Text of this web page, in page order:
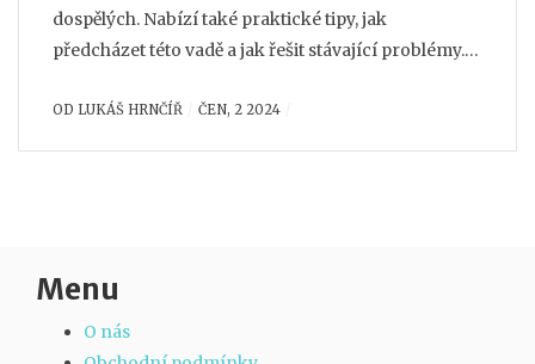
dospělých. Nabízí také praktické tipy, jak
předcházet této vadě a jak řešit stávající problémy.
ortodontisty.
OD LUKÁŠ HRNČÍŘ ČEN, 2 2024
Menu
O nás